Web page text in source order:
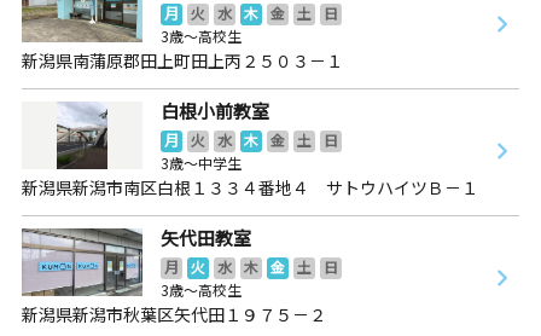
月 火 水 木 金 土
日
3歳～高校生
新潟県南蒲原郡田上町田上丙２５０３－１
白根小前教室
月 火 水 木 金 土
日
3歳～中学生
新潟県新潟市南区白根１３３４番地４ サトウハイツＢ－１
矢代田教室
月 火 水 木 金 土
日
3歳～高校生
新潟県新潟市秋葉区矢代田１９７５－２